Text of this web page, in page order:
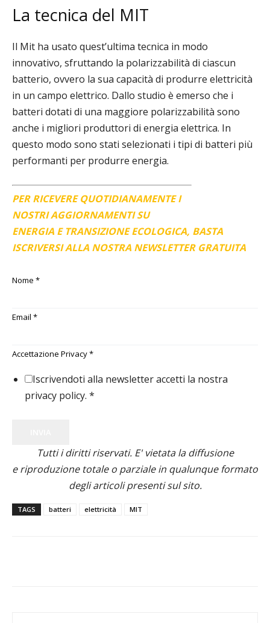
La tecnica del MIT
Il Mit ha usato quest’ultima tecnica in modo
innovativo, sfruttando la polarizzabilità di ciascun
batterio, ovvero la sua capacità di produrre elettricità
in un campo elettrico. Dallo studio è emerso che i
batteri dotati di una maggiore polarizzabilità sono
anche i migliori produttori di energia elettrica. In
questo modo sono stati selezionati i tipi di batteri più
performanti per produrre energia.
PER RICEVERE QUOTIDIANAMENTE I
NOSTRI AGGIORNAMENTI SU
ENERGIA E TRANSIZIONE ECOLOGICA, BASTA
ISCRIVERSI ALLA NOSTRA NEWSLETTER GRATUITA
Nome *
Email *
Accettazione Privacy*
Iscrivendoti alla newsletter accetti la nostra
privacy policy. *
Tutti i diritti riservati. E' vietata la diffusione
e riproduzione totale o parziale in qualunque formato
degli articoli presenti sul sito.
TAGS batteri elettricità MIT